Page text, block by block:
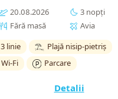
20.08.2026
3 nopți
Fără masă
Avia
3 linie
Plajă nisip-pietriș
Wi-Fi
Parcare
Detalii